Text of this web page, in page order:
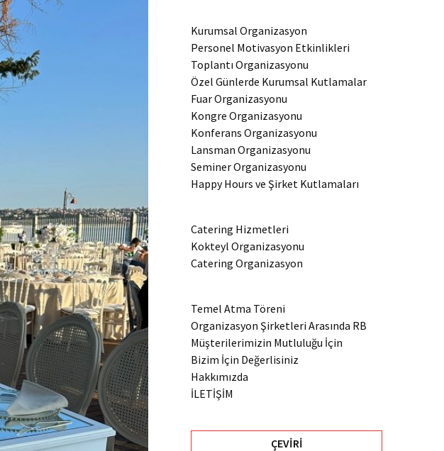
Kurumsal Organizasyon
Personel Motivasyon Etkinlikleri
Toplantı Organizasyonu
Özel Günlerde Kurumsal Kutlamalar
Fuar Organizasyonu
Kongre Organizasyonu
Konferans Organizasyonu
Lansman Organizasyonu
Seminer Organizasyonu
Happy Hours ve Şirket Kutlamaları
Catering Hizmetleri
Kokteyl Organizasyonu
Catering Organizasyon
Temel Atma Töreni
Organizasyon Şirketleri Arasında RB
Müşterilerimizin Mutluluğu İçin
Bizim İçin Değerlisiniz
Hakkımızda
İLETİŞİM
ÇEVIRI